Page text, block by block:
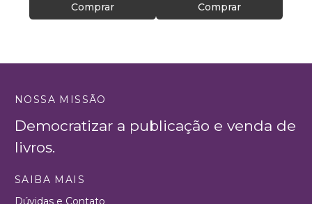
Comprar Comprar
NOSSA MISSÃO
Democratizar a publicação e venda de
livros.
SAIBA MAIS
Dúvidas e Contato